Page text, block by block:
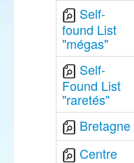
Self-
found List
"mégas"
Self-
Found List
"raretés"
Bretagne
Centre